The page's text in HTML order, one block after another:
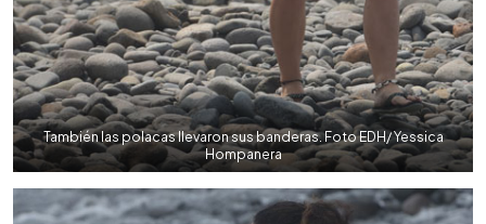
También las polacas llevaron sus banderas. Foto EDH/ Yessica
Hompanera